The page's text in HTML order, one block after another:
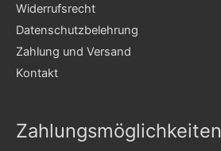
Widerrufsrecht
Datenschutzbelehrung
Zahlung und Versand
Kontakt
Zahlungsmöglichkeiten